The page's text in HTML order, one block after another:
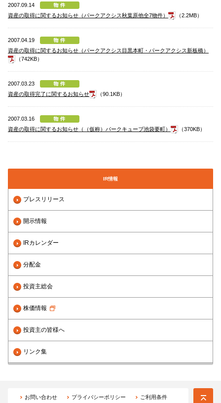
2007.09.14
資産の取得に関するお知らせ（パークアクシス秋葉原他全7物件）
（2.2MB）
2007.04.19
資産の取得に関するお知らせ（パークアクシス目黒本町・パークアクシス新板橋）
（742KB）
2007.03.23
資産の取得完了に関するお知らせ
（90.1KB）
2007.03.16
資産の取得に関するお知らせ（（仮称）パークキューブ池袋要町）
（370KB）
IR情報
プレスリリース
開示情報
IRカレンダー
分配金
投資主総会
株価情報
投資主の皆様へ
リンク集
お問い合わせ プライバシーポリシー ご利用条件